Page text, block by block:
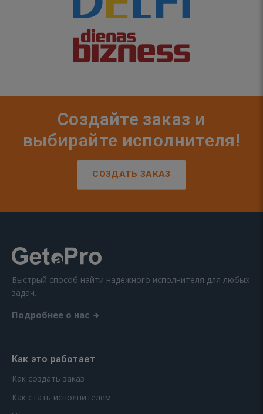
Создайте заказ и
выбирайте исполнителя!
СОЗДАТЬ ЗАКАЗ
Быстрый способ найти надежного исполнителя для любых
задач.
Подробнее о нас
Как это работает
Как создать заказ
Как стать исполнителем